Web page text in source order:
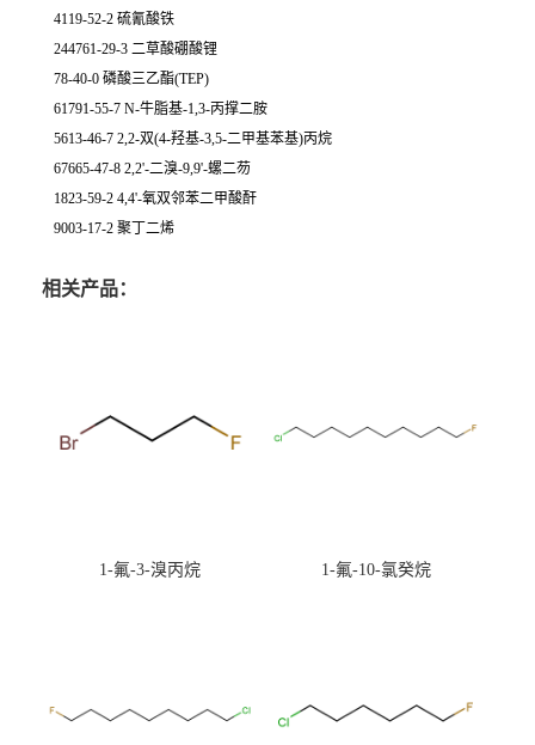
4119-52-2 硫氰酸铁
244761-29-3 二草酸硼酸锂
78-40-0 磷酸三乙酯(TEP)
61791-55-7 N-牛脂基-1,3-丙撑二胺
5613-46-7 2,2-双(4-羟基-3,5-二甲基苯基)丙烷
67665-47-8 2,2'-二溴-9,9'-螺二芴
1823-59-2 4,4'-氧双邻苯二甲酸酐
9003-17-2 聚丁二烯
相关产品：
1-氟-3-溴丙烷 1-氟-10-氯癸烷